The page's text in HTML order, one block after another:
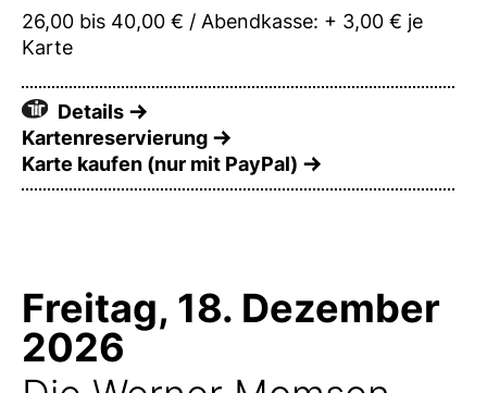
26,00 bis 40,00 € / Abendkasse: + 3,00 € je
Karte
Details
Kartenreservierung
Karte kaufen (nur mit PayPal)
Freitag, 18. Dezember
2026